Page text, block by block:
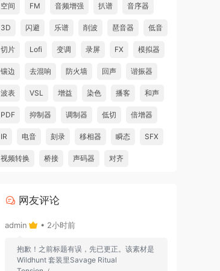
空间 FM 音频增强 扒谱 音序器
3D 闪避 乐谱 削波 琶音器 低音
切片 Lofi 变调 录屏 FX 模拟器
镶边 去混响 防火墙 回声 谐振器
波表 VSL 增益 染色 播客 和声
PDF 抑制器 调制器 低切 倍增器
IR 电音 刻录 移相器 瞬态 SFX
视频转换 桥接 声码器 对齐
网友评论
admin • 2小时前
抱歉！之前标题有误，先已更正。该素材是
Wildhunt 套装里Savage Ritual